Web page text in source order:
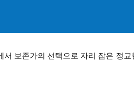
서 보존가의 선택으로 자리 잡은 정